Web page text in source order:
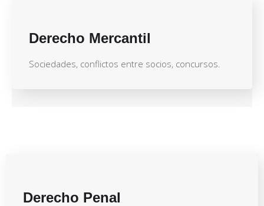
Derecho Mercantil
Sociedades, conflictos entre socios, concursos.
Derecho Penal